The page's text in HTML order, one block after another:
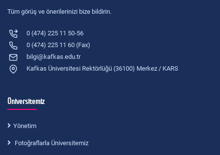
Tüm görüş ve önerilerinizi bize bildirin.
0 (474) 225 11 50-56
0 (474) 225 11 60 (Fax)
bilgi@kafkas.edu.tr
Kafkas Üniversitesi Rektörlüğü (36100) Merkez / KARS
Üniversitemiz
Yönetim
Fotoğraflarla Üniversitemiz